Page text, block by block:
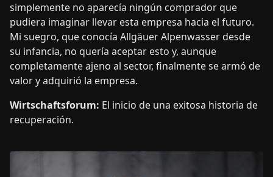
simplemente no aparecía ningún comprador que
pudiera imaginar llevar esta empresa hacia el futuro.
Mi suegro, que conocía Allgäuer Alpenwasser desde
su infancia, no quería aceptar esto y, aunque
completamente ajeno al sector, finalmente se armó de
valor y adquirió la empresa.
Wirtschaftsforum: El inicio de una exitosa historia de
recuperación.